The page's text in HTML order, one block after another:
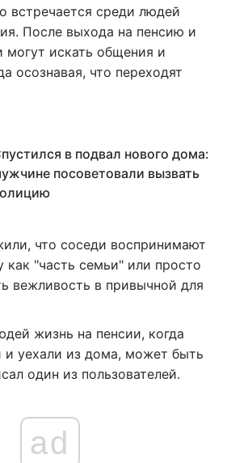
встречается среди людей
После выхода на пенсию и
могут искать общения и
осознавая, что переходят
в подвал нового дома:
посоветовали вызвать
что соседи воспринимают
как "часть семьи" или просто
вежливость в привычной для
жизнь на пенсии, когда
уехали из дома, может быть
один из пользователей.
ad